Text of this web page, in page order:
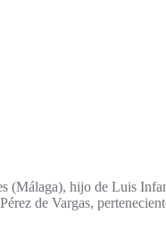
(Málaga), hijo de Luis
de Vargas,